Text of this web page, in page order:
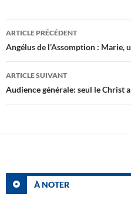
Navigation
des
articles
ARTICLE PRÉCÉDENT
Angélus de l’Assomption : Marie,
ARTICLE SUIVANT
Audience générale: seul le Christ
À NOTER